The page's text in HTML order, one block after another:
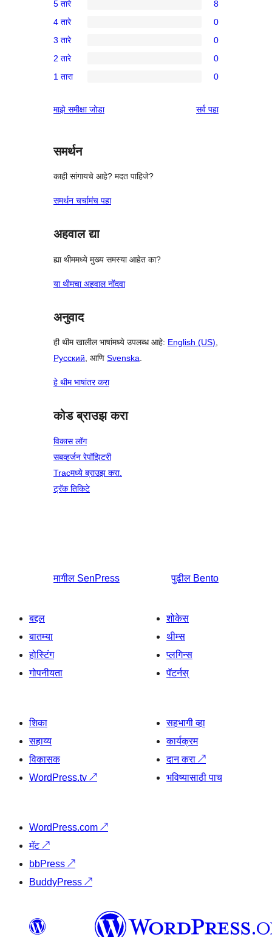
5-
तारांकित
परीक्षणे
5 तारे 8
4-
तारांकित
परीक्षणे
4 तारे 0
3-
तारांकित
3 तारे 0
2-
परीक्षणे
2 तारे 0
तारांकित
1 तारा 0
माझे समीक्षा जोडा सर्वपुनरावलोकने
पहा
समर्थन
काही सांगायचे आहे? मदत पाहिजे?
समर्थन चर्चामंच पहा
अहवाल द्या
ह्या थीममध्ये मुख्य समस्या आहेत का?
या थीमचा अहवाल नोंदवा
अनुवाद
ही थीम खालील भाषांमध्ये उपलब्ध आहे: English (US),
Русский, आणि Svenska.
हे थीम भाषांतर करा
कोड ब्राउझ करा
विकास लॉग
सबव्हर्जन रेपॉझिटरी
Tracमध्ये ब्राउझ करा.
ट्रॅक तिकिटे
मागील SenPress पुढील Bento
बद्दल
बातम्या
होस्टिंग
गोपनीयता
शोकेस
थीम्स
प्लगिन्स
पॅटर्नस्
शिका
सहाय्य
विकासक
WordPress.tv ↗
सहभागी व्हा
कार्यक्रम
दान करा ↗
भविष्यासाठी पाच
WordPress.com ↗
मॅट↗
bbPress ↗
BuddyPress ↗